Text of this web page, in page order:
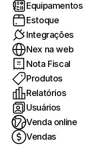
Equipamentos
Estoque
Integrações
Nex na web
Nota Fiscal
Produtos
Relatórios
Usuários
Venda online
Vendas